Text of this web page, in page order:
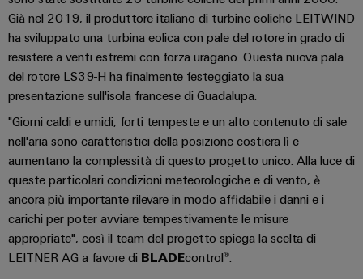
Stoccaggio
di
energia
Soluzioni
e
per
sistemi
di
stoccaggio
energetico
(ESS)
Trasmissione
e
Ethernet
Quadro
elettrico
e
campo
Cablaggio
sul
campo
Smart
Cabinet
Cavi
di
collegamento,
cavi
e
cavi
Soluzioni
di
cablaggio
del
Servizi
per
connettori
PCB
Ingegneria
digitale
Servizi
di
laboratorio
Arancio
Mag
|
Rivista
per
i
clienti
Weidmüller
Academy
Human
Resources
Wübi
Schütz
25
anni
di
Weidmüller
Schweiz
In
poche
parole
EcoLine
Switches
Aktionen
MultiMark
Aktionen
Auswahlhilfe
Aktionen
THM
Multimark
LPC
Aktionen
Già nel 2019, il produttore italiano di turbine eoliche LEITWIND
ha sviluppato una turbina eolica con pale del rotore in grado di
resistere a venti estremi con forza uragano. Questa nuova pala
del rotore LS39-H ha finalmente festeggiato la sua
presentazione sull'isola francese di Guadalupa.
"Giorni caldi e umidi, forti tempeste e un alto contenuto di sale
nell'aria sono caratteristici della posizione costiera lì e
aumentano la complessità di questo progetto unico. Alla luce di
queste particolari condizioni meteorologiche e di vento, è
ancora più importante rilevare in modo affidabile i danni e i
carichi per poter avviare tempestivamente le misure
appropriate", così il team del progetto spiega la scelta di
LEITNER AG a favore di BLADEcontrol®.